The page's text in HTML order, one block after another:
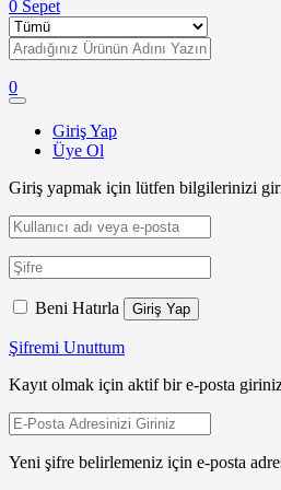
0 Sepet
0
Giriş Yap
Üye Ol
Giriş yapmak için lütfen bilgilerinizi
Beni Hatırla Giriş Yap
Şifremi Unuttum
Kayıt olmak için aktif bir e-posta
Yeni şifre belirlemeniz için e-posta